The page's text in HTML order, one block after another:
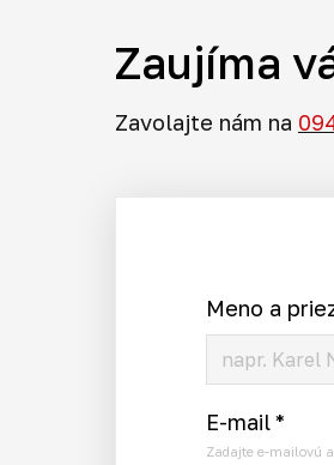
Zaujíma
Zavolajte nám na
Meno a
E-mail*
Zadajte e-mailovú